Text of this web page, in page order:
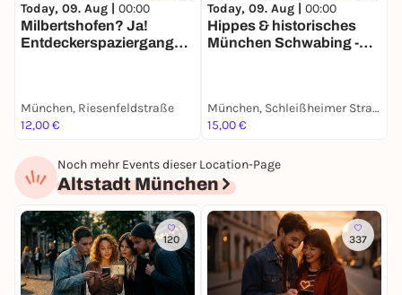
Today, 09. Aug | 00:00
Milbertshofen? Ja!
Entdeckerspaziergang
München, Riesenfeldstraße
12,00 €
Today, 09. Aug | 00:00
Hippes & historisches
München Schwabing -
München, Schleißheimer Straße
15,00 €
Noch mehr Events dieser Location-Page
Altstadt München
120 337